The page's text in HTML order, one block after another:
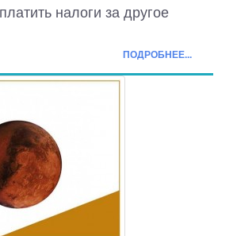
налоги за другое
ПОДРОБНЕЕ...